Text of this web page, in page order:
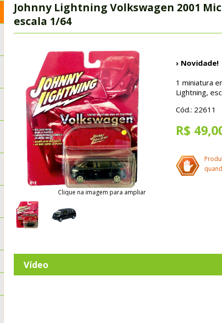
Johnny Lightning Volkswagen 2001
escala 1/64
Clique na imagem para ampliar
› Novidade!
1 miniatura
Lightning,
Cód.: 22611
R$
Vídeo